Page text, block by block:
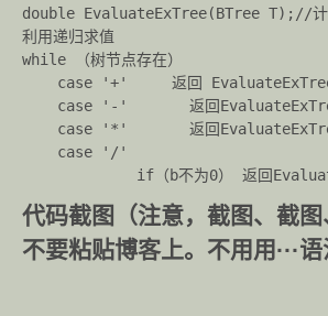
double EvaluateExTree(BTree T);//计
利用递归求值
while （树节点存在）
case '+'     返回
case '-'       返回
case '*'       返回
    case '/'
代码截图（注意，截图、截
不要粘贴博客上。不用用···语